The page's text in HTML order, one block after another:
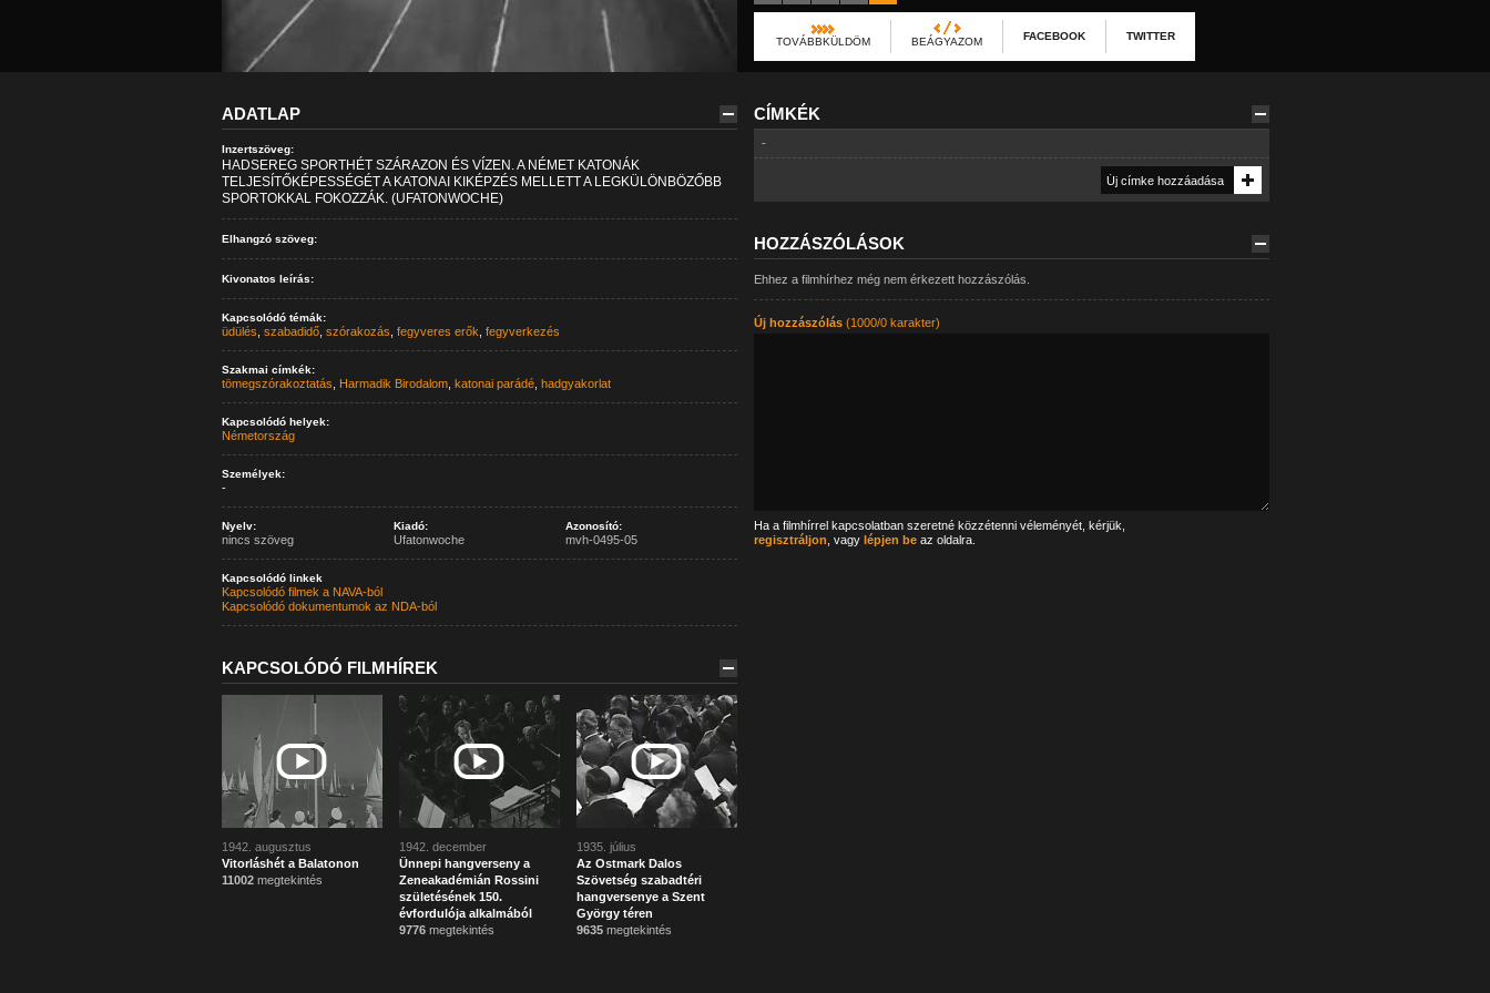
TOVÁBBKÜLDÖM BEÁGYAZOM FACEBOOK TWITTER
ADATLAP
Inzertszöveg:
HADSEREG SPORTHÉT SZÁRAZON ÉS VÍZEN. A NÉMET KATONÁK
TELJESÍTŐKÉPESSÉGÉT A KATONAI KIKÉPZÉS MELLETT A LEGKÜLÖNBÖZŐBB
SPORTOKKAL FOKOZZÁK. (UFATONWOCHE)
Elhangzó szöveg:
Kivonatos leírás:
Kapcsolódó témák:
üdülés szabadidő, szórakozás fegyveres erők fegyverkezés
Szakmai címkék:
tömegszórakoztatás Harmadik Birodalom, katonai parádé, hadgyakorlat
Kapcsolódó helyek:
Németország
Személyek:
-
Nyelv:
nincs szöveg
Kiadó:
Ufatonwoche
Azonosító:
mvh-0495-05
Kapcsolódó linkek
Kapcsolódó filmek a NAVA-ból
Kapcsolódó dokumentumok az NDA-ból
KAPCSOLÓDÓ FILMHÍREK
1942. augusztus
Vitorláshét a Balatonon
11002megtekintés
1942. december
Ünnepi hangverseny a
Zeneakadémián Rossini
születésének 150.
évfordulója alkalmából
9776megtekintés
1935. július
Az Ostmark Dalos
Szövetség szabadtéri
hangversenye a Szent
György téren
9635megtekintés
CÍMKÉK
-
HOZZÁSZÓLÁSOK
Ehhez a filmhírhez még nem érkezett hozzászólás.
Új hozzászólás(1000/0 karakter)
Ha a filmhírrel kapcsolatban szeretné közzétenni véleményét, kérjük,
regisztráljon , vagy lépjen beaz oldalra.